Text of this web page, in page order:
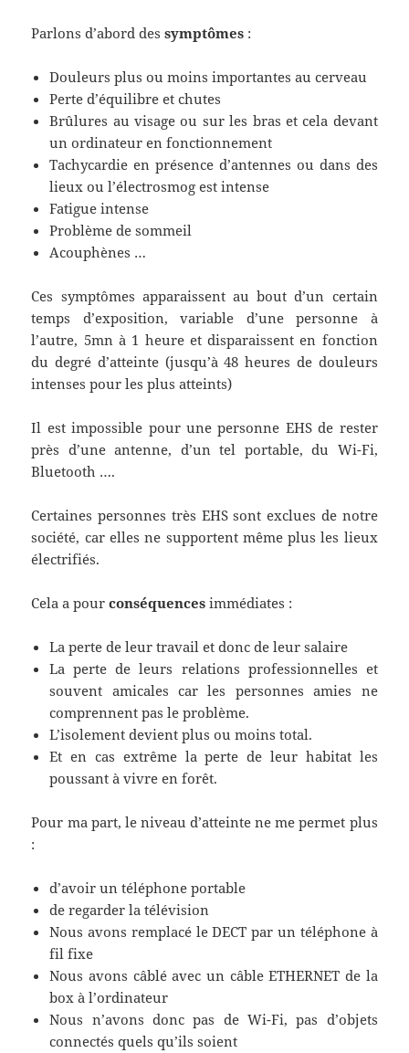
Parlons d’abord dessymptômes :
Douleurs plus ou moins importantes au cerveau
Perte d’équilibre et chutes
Brûlures au visage ou sur les bras et cela devant
un ordinateur en fonctionnement
Tachycardie en présence d’antennes ou dans des
lieux ou l’électrosmog est intense
Fatigue intense
Problème de sommeil
Acouphènes …
Ces symptômes apparaissent au bout d’un certain
temps d’exposition, variable d’une personne à
l’autre, 5mn à 1 heure et disparaissent en fonction
du degré d’atteinte (jusqu’à 48 heures de douleurs
intenses pour les plus atteints)
Il est impossible pour une personne EHS de rester
près d’une antenne, d’un tel portable, du Wi-Fi,
Bluetooth ….
Certaines personnes très EHS sont exclues de notre
société, car elles ne supportent même plus les lieux
électrifiés.
Cela a pourconséquences immédiates :
La perte de leur travail et donc de leur salaire
La perte de leurs relations professionnelles et
souvent amicales car les personnes amies ne
comprennent pas le problème.
L’isolement devient plus ou moins total.
Et en cas extrême la perte de leur habitat les
poussant à vivre en forêt.
Pour ma part, le niveau d’atteinte ne me permet plus
:
d’avoir un téléphone portable
de regarder la télévision
Nous avons remplacé le DECT par un téléphone à
fil fixe
Nous avons câblé avec un câble ETHERNET de la
box à l’ordinateur
Nous n’avons donc pas de Wi-Fi, pas d’objets
connectés quels qu’ils soient